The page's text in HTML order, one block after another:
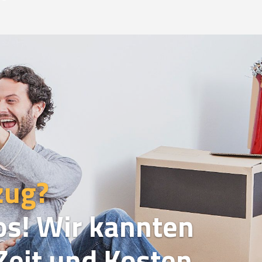
Wir kannten